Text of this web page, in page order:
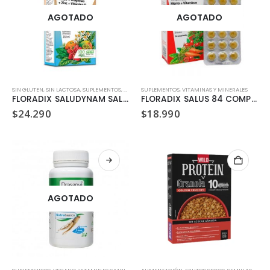
AGOTADO
SIN GLUTEN,SIN LACTOSA,SUPLEMENTOS,VITAMINAS Y MINERALES
FLORADIX SALUDYNAM SALUS 250 ML
$24.290
AGOTADO
SUPLEMENTOS,VITAMINAS Y MINERALES
FLORADIX SALUS 84 COMPRIMIDOS
$18.990
AGOTADO